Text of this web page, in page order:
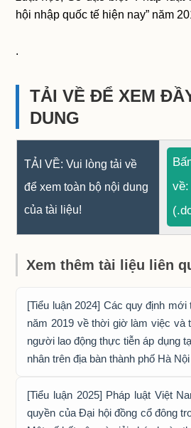
hội nhập quốc tế hiện nay” năm
.
TẢI VỀ ĐỂ XEM
DUNG
TẢI VỀ: Vui lòng tải về
để xem toàn bộ nội dung
của tài liệu!
Xem thêm tài liệu liên
[Tiểu luận 2024] Các quy định mới
năm 2019 về thời giờ làm việc và
người lao động thực tiễn áp dụng
nhân trên địa bàn thành phố Hà Nội
[Tiểu luận 2025] Pháp luật Việt
quyền của Đại hội đồng cổ đông